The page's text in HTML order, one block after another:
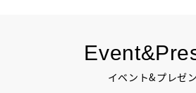
イベント&プレゼ